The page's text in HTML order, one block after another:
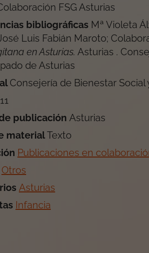
FSG Asturias
bibliográficas Mª Violeta
Luis Fabián Maroto;
en Asturias. Asturias .
de Asturias
Consejería de Bienestar
publicación Asturias
material Texto
Publicaciones en
Otros
Asturias
Infancia